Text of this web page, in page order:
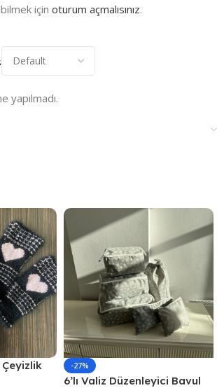
yapılmadı.
için oturum açmalısınız.
-27%
6’lı Valiz Düzenleyici Bavul